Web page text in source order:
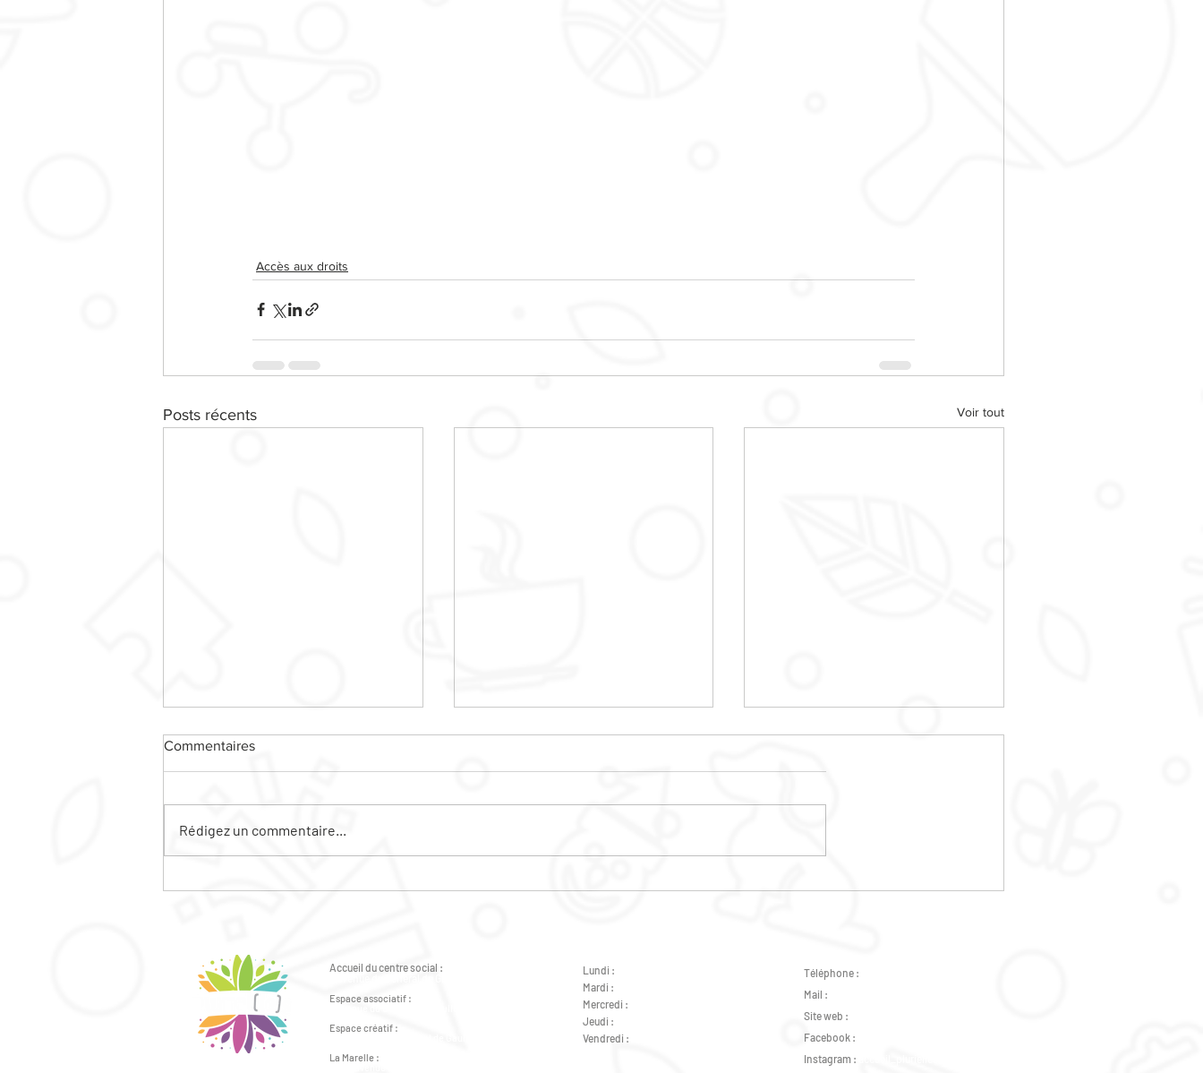
Accès aux droits
Posts récents Voir tout
CAFE DES HABITANTS
Commentaires
Rédigez un commentaire...
Accueil du centre social :
Espace associatif :
2 avenue du Général de Gaulle 37000 Tours
Espace créatif :
41bis avenue du Général de Gaulle 37000 Tours
La Marelle :
Lundi :
Mardi :
Mercredi :
Jeudi :
Vendredi :
Téléphone :
Mail :
Site web :
Facebook :
Instagram :